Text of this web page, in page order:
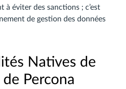
à éviter des sanctions ; c’est
de gestion des données
Natives de
Percona